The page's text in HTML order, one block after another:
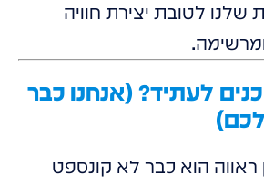
שלנו לטובת יצירת חוויה
לעתיד? (אנחנו כבר
הוא כבר לא קונספט